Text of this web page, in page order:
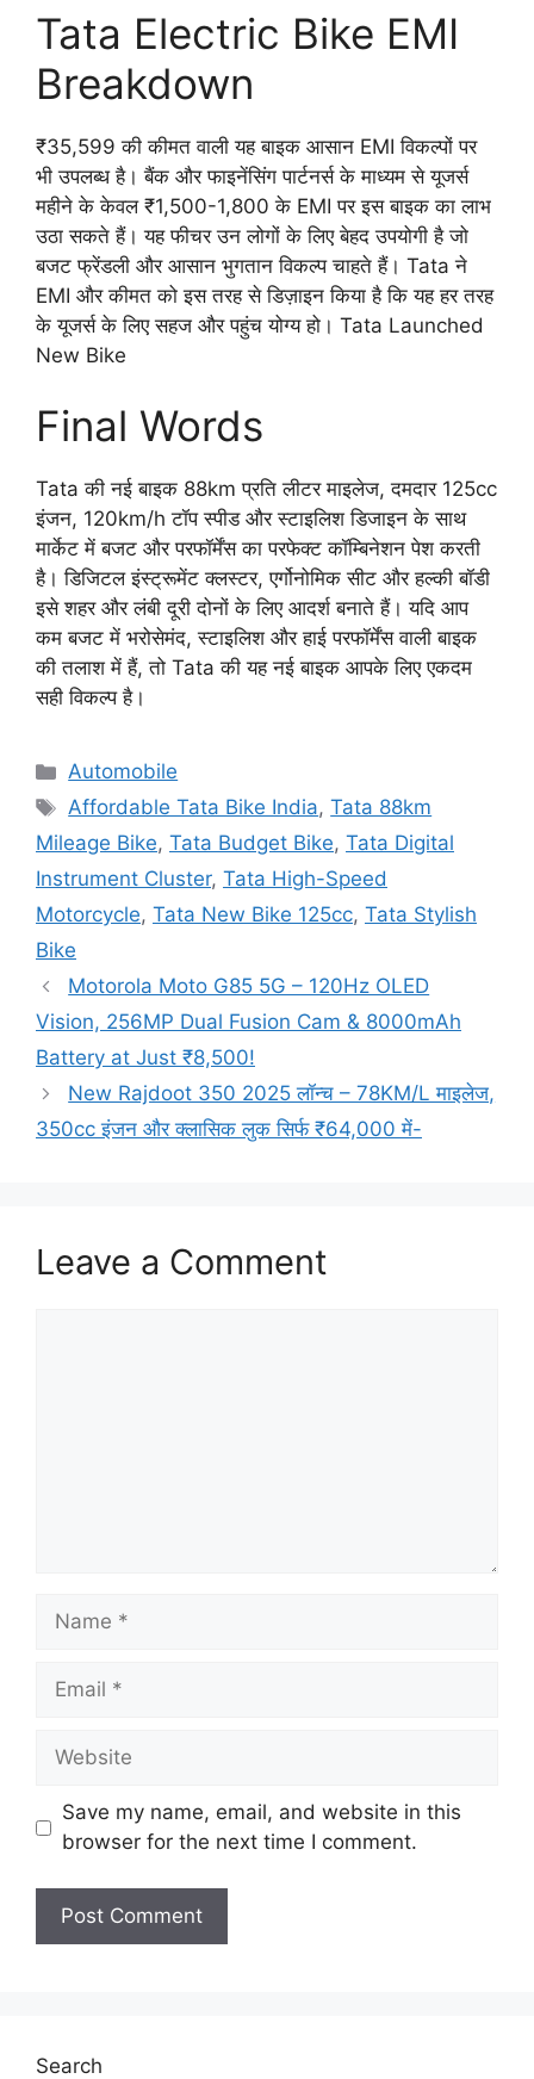
Tata Electric Bike EMI
Breakdown
₹35,599 की कीमत वाली यह बाइक आसान EMI विकल्पों पर
भी उपलब्ध है। बैंक और फाइनेंसिंग पार्टनर्स के माध्यम से यूजर्स
महीने के केवल ₹1,500-1,800 के EMI पर इस बाइक का लाभ
उठा सकते हैं। यह फीचर उन लोगों के लिए बेहद उपयोगी है जो
बजट फ्रेंडली और आसान भुगतान विकल्प चाहते हैं। Tata ने
EMI और कीमत को इस तरह से डिज़ाइन किया है कि यह हर तरह
के यूजर्स के लिए सहज और पहुंच योग्य हो। Tata Launched
New Bike
Final Words
Tata की नई बाइक 88km प्रति लीटर माइलेज, दमदार 125cc
इंजन, 120km/h टॉप स्पीड और स्टाइलिश डिजाइन के साथ
मार्केट में बजट और परफॉर्मेंस का परफेक्ट कॉम्बिनेशन पेश करती
है। डिजिटल इंस्ट्रूमेंट क्लस्टर, एर्गोनोमिक सीट और हल्की बॉडी
इसे शहर और लंबी दूरी दोनों के लिए आदर्श बनाते हैं। यदि आप
कम बजट में भरोसेमंद, स्टाइलिश और हाई परफॉर्मेंस वाली बाइक
की तलाश में हैं, तो Tata की यह नई बाइक आपके लिए एकदम
सही विकल्प है।
Categories
Automobile
Tags
Affordable Tata Bike India,Tata 88km
Mileage Bike, Tata Budget Bike, Tata Digital
Instrument Cluster, Tata High-Speed
Motorcycle, Tata New Bike 125cc, Tata Stylish
Bike
Motorola Moto G85 5G – 120Hz OLED
Vision, 256MP Dual Fusion Cam & 8000mAh
Battery at Just ₹8,500!
New Rajdoot 350 2025 लॉन्च – 78KM/L माइलेज,
350cc इंजन और क्लासिक लुक सिर्फ ₹64,000 में-
Leave a Comment
Name
Email
Website
Save my name, email, and website in this
browser for the next time I comment.
Search